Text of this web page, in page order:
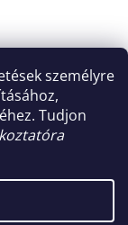
személyre
Tudjon